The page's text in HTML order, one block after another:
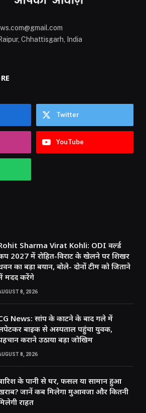
Chhattisgarh, India
Twitter
YouTube
Sharma Virat Kohli: ODI वर्ल्ड
2027 में रोहित-विराट के खेलने पर शिखर
का बड़ा बयान, बोले- दोनों टीम को जिताने
मदद करेंगे
8, 2026
News: सांप के काटने के बाद गले में
बाइक से अस्पताल पहुंचा युवक,
कराने उठाया बड़ा जोखिम
8, 2026
के पानी से घर, फसल या सामान हुआ
जानें कब मिलेगा मुआवजा और कितनी
राहत